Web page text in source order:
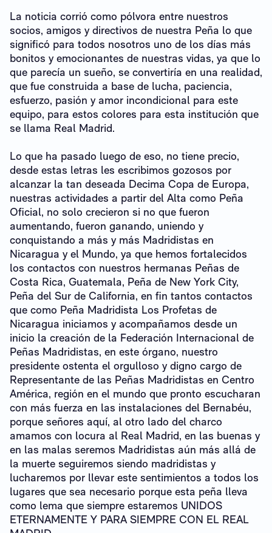
La noticia corrió como pólvora entre nuestros
socios, amigos y directivos de nuestra Peña lo que
significó para todos nosotros uno de los días más
bonitos y emocionantes de nuestras vidas, ya que lo
que parecía un sueño, se convertiría en una realidad,
que fue construida a base de lucha, paciencia,
esfuerzo, pasión y amor incondicional para este
equipo, para estos colores para esta institución que
se llama Real Madrid.
Lo que ha pasado luego de eso, no tiene precio,
desde estas letras les escribimos gozosos por
alcanzar la tan deseada Decima Copa de Europa,
nuestras actividades a partir del Alta como Peña
Oficial, no solo crecieron si no que fueron
aumentando, fueron ganando, uniendo y
conquistando a más y más Madridistas en
Nicaragua y el Mundo, ya que hemos fortalecidos
los contactos con nuestros hermanas Peñas de
Costa Rica, Guatemala, Peña de New York City,
Peña del Sur de California, en fin tantos contactos
que como Peña Madridista Los Profetas de
Nicaragua iniciamos y acompañamos desde un
inicio la creación de la Federación Internacional de
Peñas Madridistas, en este órgano, nuestro
presidente ostenta el orgulloso y digno cargo de
Representante de las Peñas Madridistas en Centro
América, región en el mundo que pronto escucharan
con más fuerza en las instalaciones del Bernabéu,
porque señores aquí, al otro lado del charco
amamos con locura al Real Madrid, en las buenas y
en las malas seremos Madridistas aún más allá de
la muerte seguiremos siendo madridistas y
lucharemos por llevar este sentimientos a todos los
lugares que sea necesario porque esta peña lleva
como lema que siempre estaremos UNIDOS
ETERNAMENTE Y PARA SIEMPRE CON EL REAL